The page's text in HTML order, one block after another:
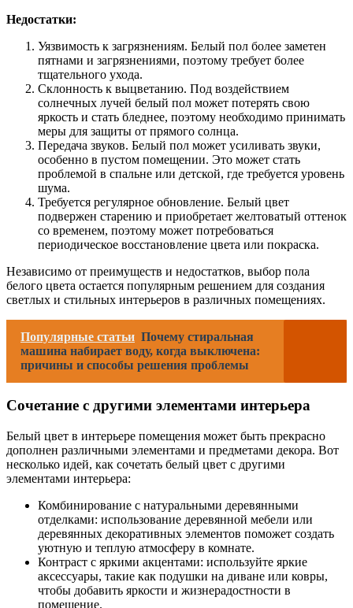
Недостатки:
Уязвимость к загрязнениям. Белый пол более заметен
пятнами и загрязнениями, поэтому требует более
тщательного ухода.
Склонность к выцветанию. Под воздействием
солнечных лучей белый пол может потерять свою
яркость и стать бледнее, поэтому необходимо принимать
меры для защиты от прямого солнца.
Передача звуков. Белый пол может усиливать звуки,
особенно в пустом помещении. Это может стать
проблемой в спальне или детской, где требуется уровень
шума.
Требуется регулярное обновление. Белый цвет
подвержен старению и приобретает желтоватый оттенок
со временем, поэтому может потребоваться
периодическое восстановление цвета или покраска.
Независимо от преимуществ и недостатков, выбор пола
белого цвета остается популярным решением для создания
светлых и стильных интерьеров в различных помещениях.
Популярные статьи Почему стиральная
машина набирает воду, когда выключена:
причины и способы решения проблемы
Сочетание с другими элементами интерьера
Белый цвет в интерьере помещения может быть прекрасно
дополнен различными элементами и предметами декора. Вот
несколько идей, как сочетать белый цвет с другими
элементами интерьера:
Комбинирование с натуральными деревянными
отделками: использование деревянной мебели или
деревянных декоративных элементов поможет создать
уютную и теплую атмосферу в комнате.
Контраст с яркими акцентами: используйте яркие
аксессуары, такие как подушки на диване или ковры,
чтобы добавить яркости и жизнерадостности в
помещение.